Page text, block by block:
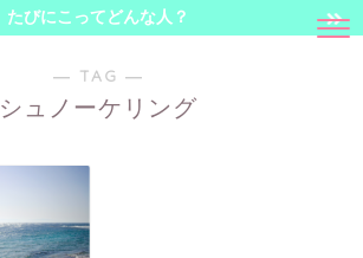
たびにこってどんな人？
― TAG ―
シュノーケリング